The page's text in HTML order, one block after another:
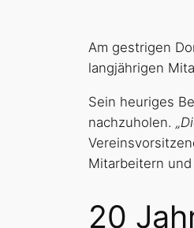
Am gestrigen
langjährigen
Sein heuriges
nachzuholen.
Mitarbeitern
20